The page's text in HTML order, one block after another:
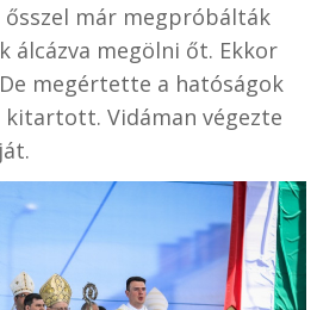
ősszel már megpróbálták
álcázva megölni őt. Ekkor
megértette a hatóságok
kitartott. Vidáman végezte